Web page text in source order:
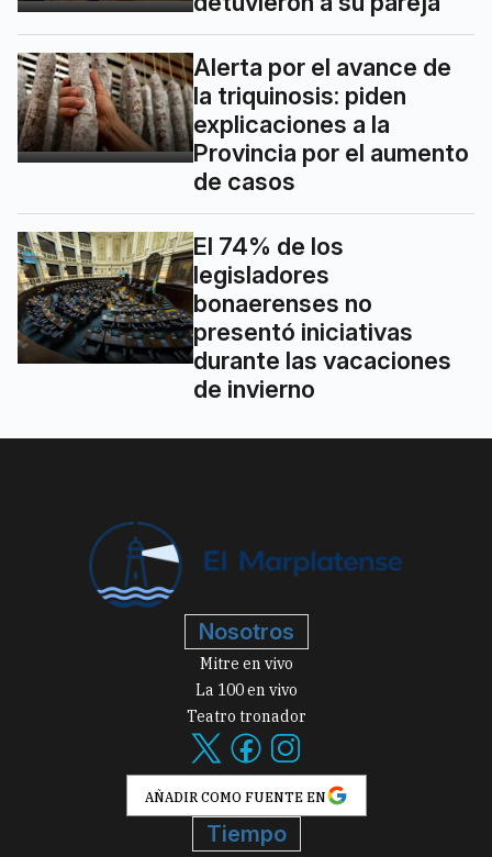
Alerta por el avance de
la triquinosis: piden
explicaciones a la
Provincia por el aumento
de casos
El 74% de los
legisladores
bonaerenses no
presentó iniciativas
durante las vacaciones
de invierno
Nosotros
Mitre en vivo
La 100 en vivo
Teatro tronador
AÑADIR COMO FUENTE EN
Tiempo